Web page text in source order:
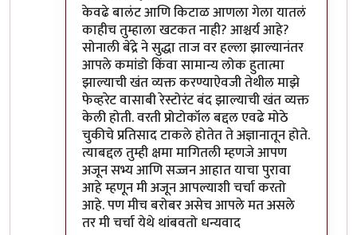
केवढे बालंट आणि किटाळ आणला गेला यातलं
काहीच तुम्हाला खटकत नाही? आश्चर्य आहे?
सोनाली बेंद्रे ने सुद्धा ताज वर हल्ला झाल्यानंतर
आपले कमांडो किंवा सामान्य लोक हुतात्मा
झाल्याची खंत व्यक्त करण्याऐवजी तेथील माझे
फेव्हरेट वासाबी रेस्टोरंट बंद झाल्याची खंत व्यक्त
केली होती. वरती प्रोटोकॉल बद्दल एवढे मोठे
चुकीचे प्रतिसाद टाकले होतेत ते अज्ञानातून होते.
त्याबद्दल तुम्ही क्षमा मागितली म्हणजे आपण
अजून सभ्य आणि सज्जन आहात याचा पुरावा
आहे म्हणून मी अजून आपल्याशी चर्चा करतो
आहे. पण मीच बरोबर असेच आपले मत असले
तर मी चर्चा येथे थांबवतो धन्यवाद